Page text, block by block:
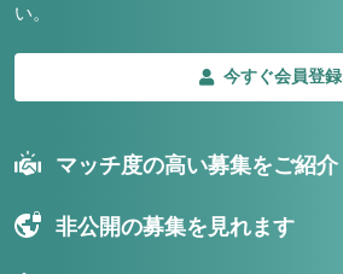
い。
今すぐ会員登録
マッチ度の高い募集をご紹介
非公開の募集を見れます